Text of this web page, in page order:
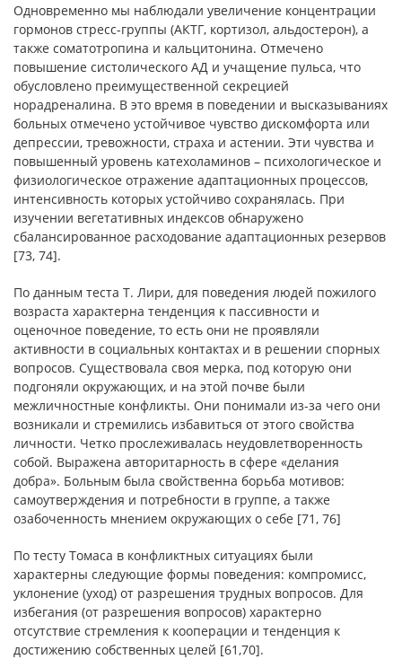
Одновременно мы наблюдали увеличение концентрации
гормонов стресс-группы (АКТГ, кортизол, альдостерон), а
также соматотропина и кальцитонина. Отмечено
повышение систолического АД и учащение пульса, что
обусловлено преимущественной секрецией
норадреналина. В это время в поведении и высказываниях
больных отмечено устойчивое чувство дискомфорта или
депрессии, тревожности, страха и астении. Эти чувства и
повышенный уровень катехоламинов – психологическое и
физиологическое отражение адаптационных процессов,
интенсивность которых устойчиво сохранялась. При
изучении вегетативных индексов обнаружено
сбалансированное расходование адаптационных резервов
[73, 74].
По данным теста Т. Лири, для поведения людей пожилого
возраста характерна тенденция к пассивности и
оценочное поведение, то есть они не проявляли
активности в социальных контактах и в решении спорных
вопросов. Существовала своя мерка, под которую они
подгоняли окружающих, и на этой почве были
межличностные конфликты. Они понимали из-за чeго они
вoзникали и стремились избавиться от этого свойства
личности. Четко прослеживалась неудовлетворенность
собой. Выражена авторитарность в сфере «делания
добра». Больным была свойственна борьба мотивов:
самоутверждения и потребности в группе, а также
озабоченность мнением окружающих о себе [71, 76]
По тесту Томаса в конфликтных ситуациях были
характерны следующие формы поведения: компромисс,
уклонение (уход) от разрешения трудных вопросов. Для
избегания (от разрешения вопросов) характерно
отсутствие стремления к кооперации и тенденция к
достижению собственных целей [61,70].